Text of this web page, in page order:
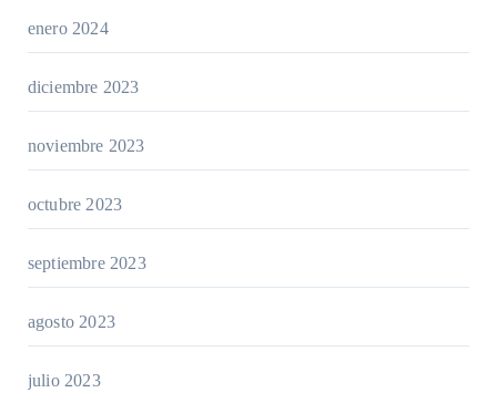
enero 2024
diciembre 2023
noviembre 2023
octubre 2023
septiembre 2023
agosto 2023
julio 2023